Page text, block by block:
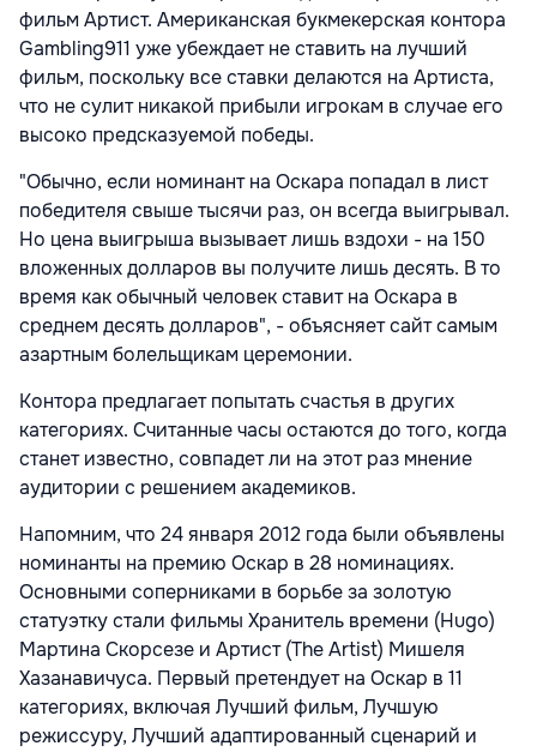
фильм Артист. Американская букмекерская контора
Gambling911 уже убеждает не ставить на лучший
фильм, поскольку все ставки делаются на Артиста,
что не сулит никакой прибыли игрокам в случае его
высоко предсказуемой победы.
"Обычно, если номинант на Оскара попадал в лист
победителя свыше тысячи раз, он всегда выигрывал.
Но цена выигрыша вызывает лишь вздохи - на 150
вложенных долларов вы получите лишь десять. В то
время как обычный человек ставит на Оскара в
среднем десять долларов", - объясняет сайт самым
азартным болельщикам церемонии.
Контора предлагает попытать счастья в других
категориях. Считанные часы остаются до того, когда
станет известно, совпадет ли на этот раз мнение
аудитории с решением академиков.
Напомним, что 24 января 2012 года были объявлены
номинанты на премию Оскар в 28 номинациях.
Основными соперниками в борьбе за золотую
статуэтку стали фильмы Хранитель времени (Hugo)
Мартина Скорсезе и Артист (The Artist) Мишеля
Хазанавичуса. Первый претендует на Оскар в 11
категориях, включая Лучший фильм, Лучшую
режиссуру, Лучший адаптированный сценарий и